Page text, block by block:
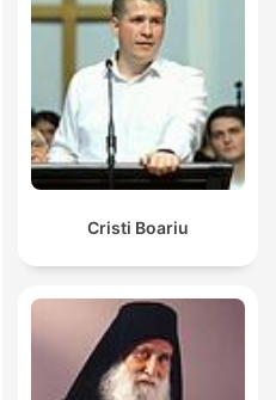
Cristi Boariu